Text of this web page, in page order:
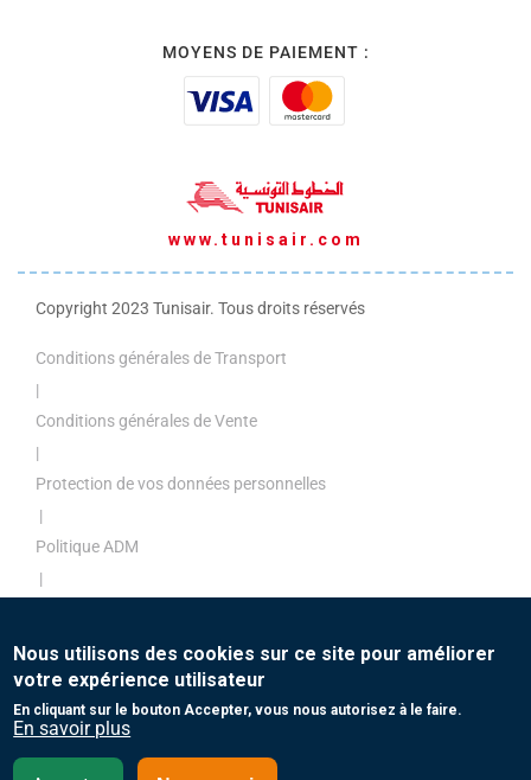
MOYENS DE PAIEMENT :
www.tunisair.com
Copyright 2023 Tunisair. Tous droits réservés
Conditions générales de Transport
|
Conditions générales de Vente
|
Protection de vos données personnelles
|
Politique ADM
|
Contact
Nous utilisons des cookies sur ce site pour améliorer
votre expérience utilisateur
En cliquant sur le bouton Accepter, vous nous autorisez à le faire.
En savoir plus